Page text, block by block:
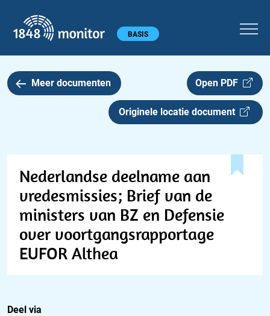
Hoofdmenu BASIS
Meer documenten Open PDF
Originele locatie document
Nederlandse deelname aan
vredesmissies; Brief van de
ministers van BZ en Defensie
over voortgangsrapportage
EUFOR Althea
Deel via